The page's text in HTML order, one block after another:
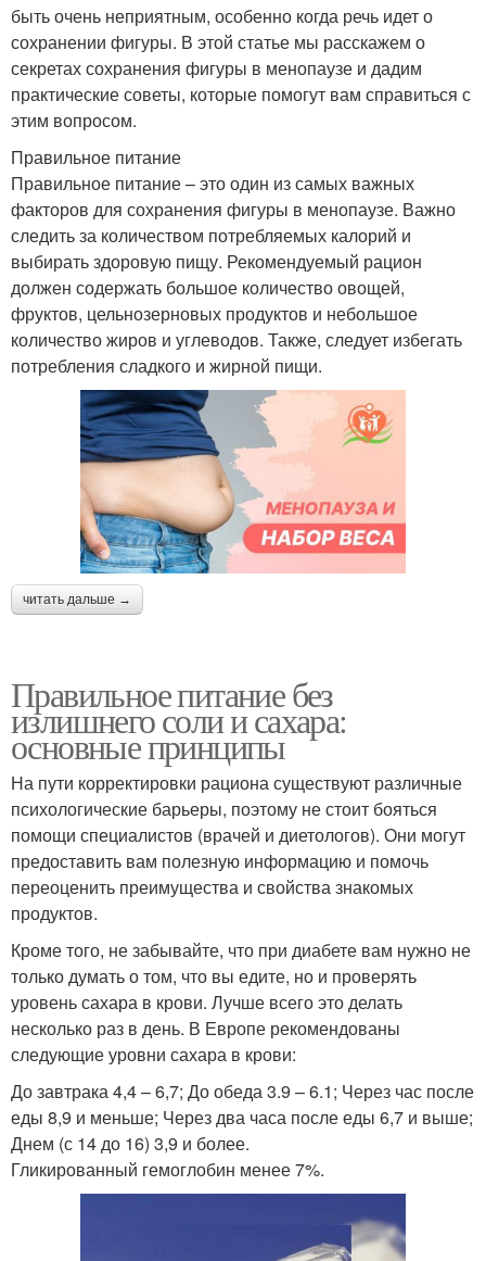
быть очень неприятным, особенно когда речь идет о
сохранении фигуры. В этой статье мы расскажем о
секретах сохранения фигуры в менопаузе и дадим
практические советы, которые помогут вам справиться с
этим вопросом.
Правильное питание
Правильное питание – это один из самых важных
факторов для сохранения фигуры в менопаузе. Важно
следить за количеством потребляемых калорий и
выбирать здоровую пищу. Рекомендуемый рацион
должен содержать большое количество овощей,
фруктов, цельнозерновых продуктов и небольшое
количество жиров и углеводов. Также, следует избегать
потребления сладкого и жирной пищи.
читать дальше →
Правильное питание без
излишнего соли и сахара:
основные принципы
На пути корректировки рациона существуют различные
психологические барьеры, поэтому не стоит бояться
помощи специалистов (врачей и диетологов). Они могут
предоставить вам полезную информацию и помочь
переоценить преимущества и свойства знакомых
продуктов.
Кроме того, не забывайте, что при диабете вам нужно не
только думать о том, что вы едите, но и проверять
уровень сахара в крови. Лучше всего это делать
несколько раз в день. В Европе рекомендованы
следующие уровни сахара в крови:
До завтрака 4,4 – 6,7; До обеда 3.9 – 6.1; Через час после
еды 8,9 и меньше; Через два часа после еды 6,7 и выше;
Днем (с 14 до 16) 3,9 и более.
Гликированный гемоглобин менее 7%.